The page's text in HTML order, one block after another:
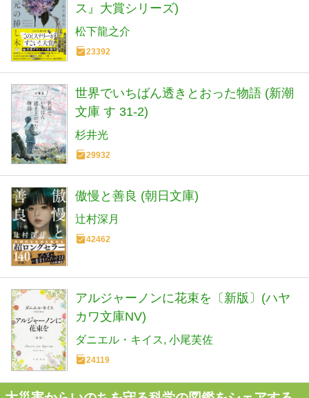
ス』大賞シリーズ)
松下龍之介
23392
世界でいちばん透きとおった物語 (新潮
文庫 す 31-2)
杉井光
29932
傲慢と善良 (朝日文庫)
辻村深月
42462
アルジャーノンに花束を〔新版〕(ハヤ
カワ文庫NV)
ダニエル・キイス 小尾芙佐
24119